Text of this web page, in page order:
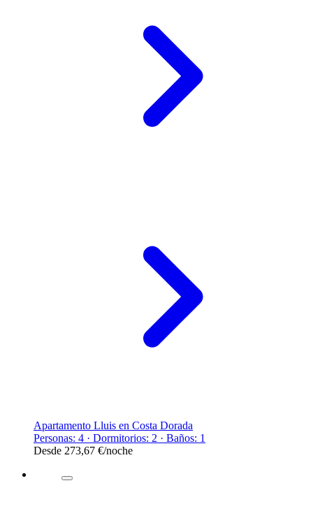
Apartamento Lluis en Costa Dorada
Personas: 4 · Dormitorios: 2 · Baños: 1
Desde 273,67 €/noche